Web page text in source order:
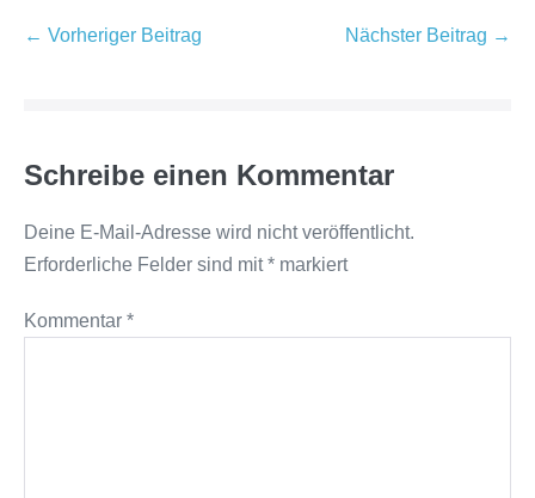
Beitragsnavigation
← Vorheriger Beitrag Nächster Beitrag →
Schreibe einen Kommentar
Deine E-Mail-Adresse wird nicht veröffentlicht.
Erforderliche Felder sind mit* markiert
Kommentar *